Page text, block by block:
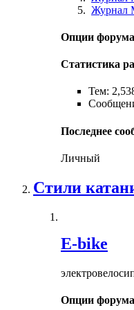
Журнал
Опции
Статистика
Тем:
Последнее
Личный
Стили
E-bike
Опции